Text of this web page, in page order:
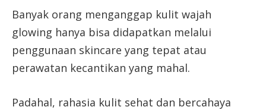
Banyak orang menganggap kulit wajah
glowing hanya bisa didapatkan melalui
penggunaan skincare yang tepat atau
perawatan kecantikan yang mahal.
Padahal, rahasia kulit sehat dan bercahaya